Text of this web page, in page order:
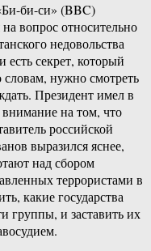
би-си» (BBC)
вопрос относительно
недовольства
секрет, который
нужно смотреть
Президент имел в
внимание на том, что
российской
выразился яснее,
над сбором
террористами в
какие государства
группы, и заставить их